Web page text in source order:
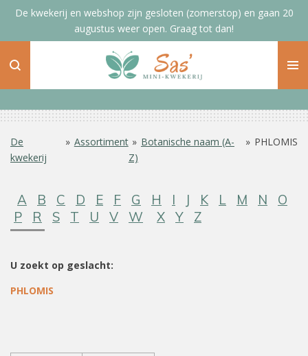
Ga
de
De kwekerij en webshop zijn gesloten (zomerstop) en gaan 20
augustus weer open. Graag tot dan!
De
kwekerij
» Assortiment » Botanische naam (A-
Z)
» PHLOMIS
A B C D E F G H I J K L M N
O
P
R S T U V W X Y Z
U zoekt op geslacht:
PHLOMIS